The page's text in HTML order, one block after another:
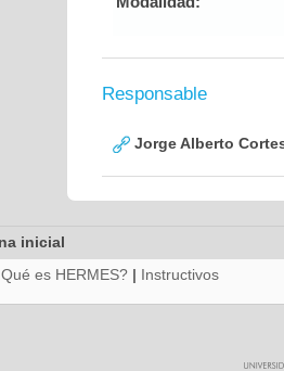
Responsable
Jorge Alberto
inicial
es HERMES? | Instructivos